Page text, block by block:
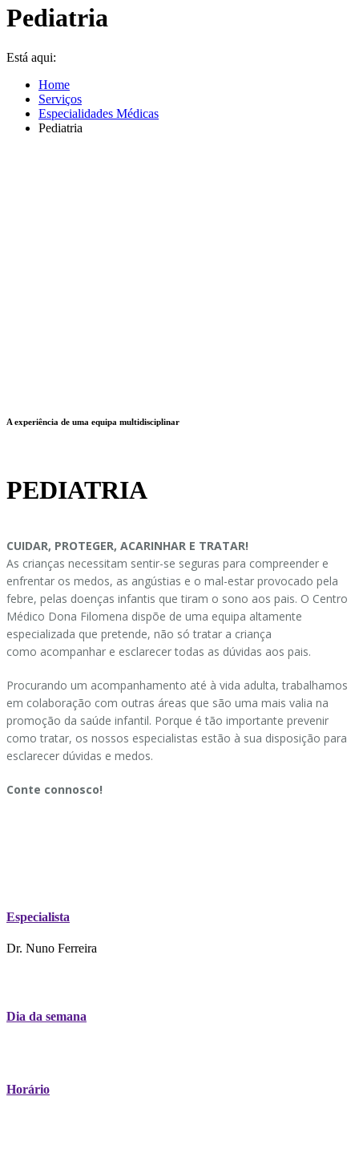
Pediatria
Está aqui:
Home
Serviços
Especialidades Médicas
Pediatria
A experiência de uma equipa multidisciplinar
PEDIATRIA
CUIDAR, PROTEGER, ACARINHAR E TRATAR!
As crianças necessitam sentir-se seguras para compreender e
enfrentar os medos, as angústias e o mal-estar provocado pela
febre, pelas doenças infantis que tiram o sono aos pais. O Centro
Médico Dona Filomena dispõe de uma equipa altamente
especializada que pretende, não só tratar a criança
como acompanhar e esclarecer todas as dúvidas aos pais.
Procurando um acompanhamento até à vida adulta, trabalhamos
em colaboração com outras áreas que são uma mais valia na
promoção da saúde infantil. Porque é tão importante prevenir
como tratar, os nossos especialistas estão à sua disposição para
esclarecer dúvidas e medos.
Conte connosco!
Especialista
Dr. Nuno Ferreira
Dia da semana
Horário